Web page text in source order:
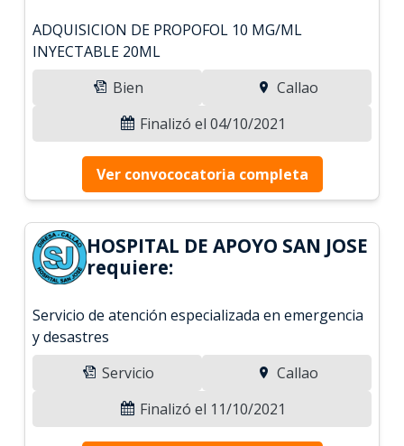
ADQUISICION DE PROPOFOL 10 MG/ML
INYECTABLE 20ML
Bien
Callao
Finalizó el 04/10/2021
Ver convococatoria completa
HOSPITAL DE APOYO SAN JOSE
requiere:
Servicio de atención especializada en emergencia
y desastres
Servicio
Callao
Finalizó el 11/10/2021